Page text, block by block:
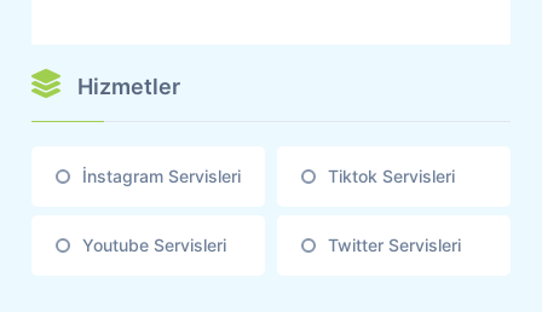
Hizmetler
İnstagram Servisleri Tiktok Servisleri
Youtube Servisleri Twitter Servisleri